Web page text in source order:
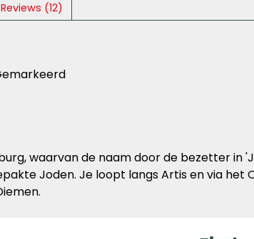
Reviews (12)
waarvan de naam door de bezetter in
Joden. Je loopt langs Artis en via